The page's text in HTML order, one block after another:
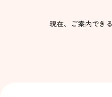
現在、ご案内でき